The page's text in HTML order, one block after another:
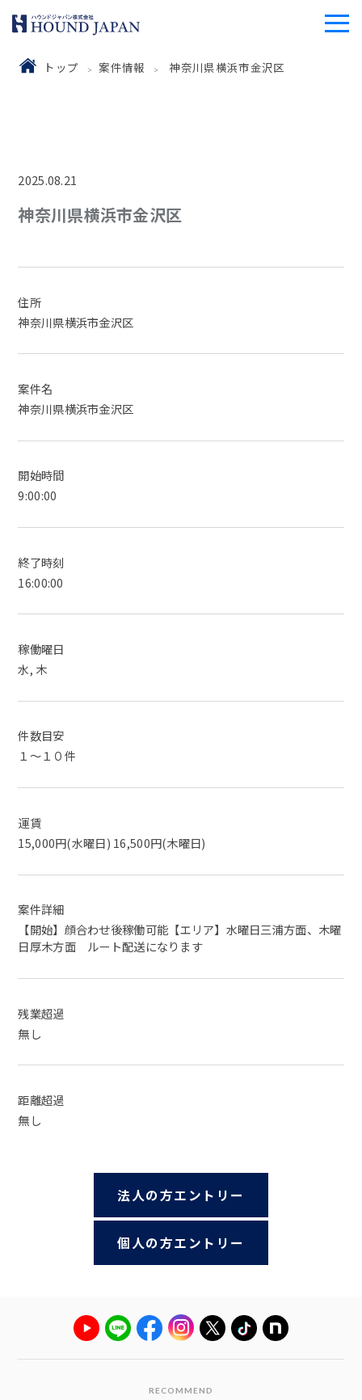
トップ 案件情報 神奈川県横浜市金沢区
2025.08.21
神奈川県横浜市金沢区
住所
神奈川県横浜市金沢区
案件名
神奈川県横浜市金沢区
開始時間
9:00:00
終了時刻
16:00:00
稼働曜日
水, 木
件数目安
１～１０件
運賃
15,000円(水曜日) 16,500円(木曜日)
案件詳細
【開始】顔合わせ後稼働可能【エリア】水曜日三浦方面、木曜
日厚木方面 ルート配送になります
残業超過
無し
距離超過
無し
法人の方エントリー
個人の方エントリー
RECOMMEND